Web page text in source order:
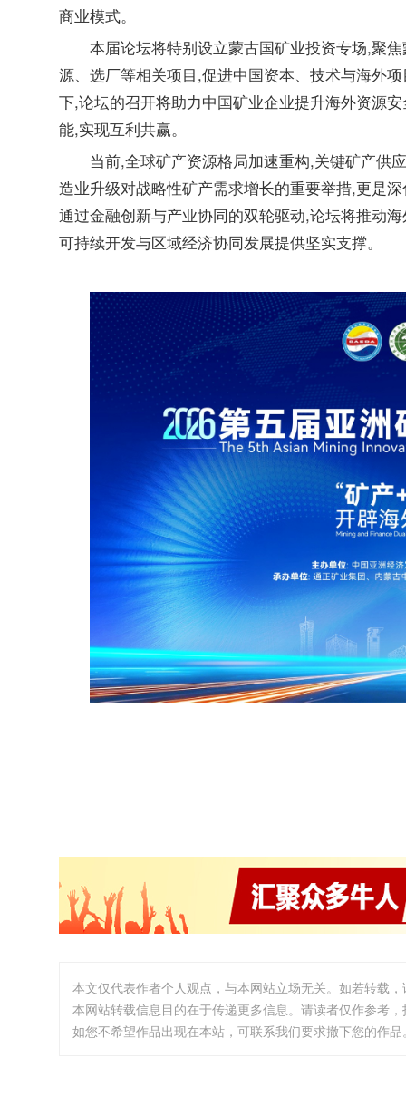
商业模式。
本届论坛将特别设立蒙古国矿业投资专场,聚
源、选厂等相关项目,促进中国资本、技术与海外
下,论坛的召开将助力中国矿业企业提升海外资源
能,实现互利共赢。
当前,全球矿产资源格局加速重构,关键矿产供
造业升级对战略性矿产需求增长的重要举措,更是
通过金融创新与产业协同的双轮驱动,论坛将推动
可持续开发与区域经济协同发展提供坚实支撑。
本文仅代表作者个人观点，与本网站立场无关。如若转载
本网站转载信息目的在于传递更多信息。请读者仅作参考
如您不希望作品出现在本站，可联系我们要求撤下您的作